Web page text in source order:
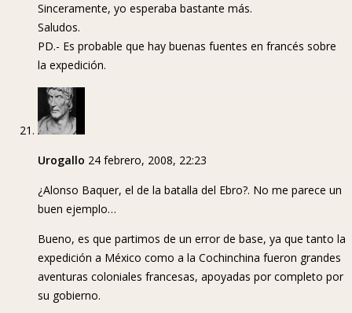
Sinceramente, yo esperaba bastante más.
Saludos.
PD.- Es probable que hay buenas fuentes en francés sobre
la expedición.
Urogallo 24 febrero, 2008, 22:23
¿Alonso Baquer, el de la batalla del Ebro?. No me parece un
buen ejemplo…
Bueno, es que partimos de un error de base, ya que tanto la
expedición a México como a la Cochinchina fueron grandes
aventuras coloniales francesas, apoyadas por completo por
su gobierno.